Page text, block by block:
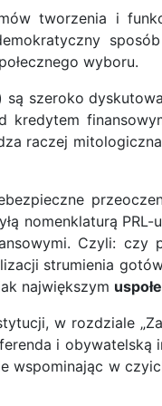
tworzenia i
wyboru.
szeroko
kredytem
raczej
nomenklaturą
Czyli:
strumienia
największym
w rozdziale
i
w